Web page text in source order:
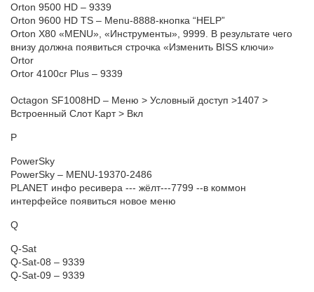
Orton 9500 HD – 9339
Orton 9600 HD TS – Menu-8888-кнопка “HELP”
Orton X80 «MENU», «Инструменты», 9999. В результате чего
внизу должна появиться строчка «Изменить BISS ключи»
Ortor
Ortor 4100cr Plus – 9339
Octagon SF1008HD – Меню > Условный доступ >1407 >
Встроенный Слот Карт > Вкл
P
PowerSky
PowerSky – MENU-19370-2486
PLANET инфо ресивера --- жёлт---7799 --в коммон
интерфейсе появиться новое меню
Q
Q-Sat
Q-Sat-08 – 9339
Q-Sat-09 – 9339